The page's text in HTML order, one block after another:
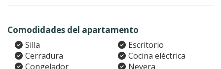
Comodidades del apartamento
Silla
Escritorio
Cerradura
Cocina eléctrica
Congelador
Nevera